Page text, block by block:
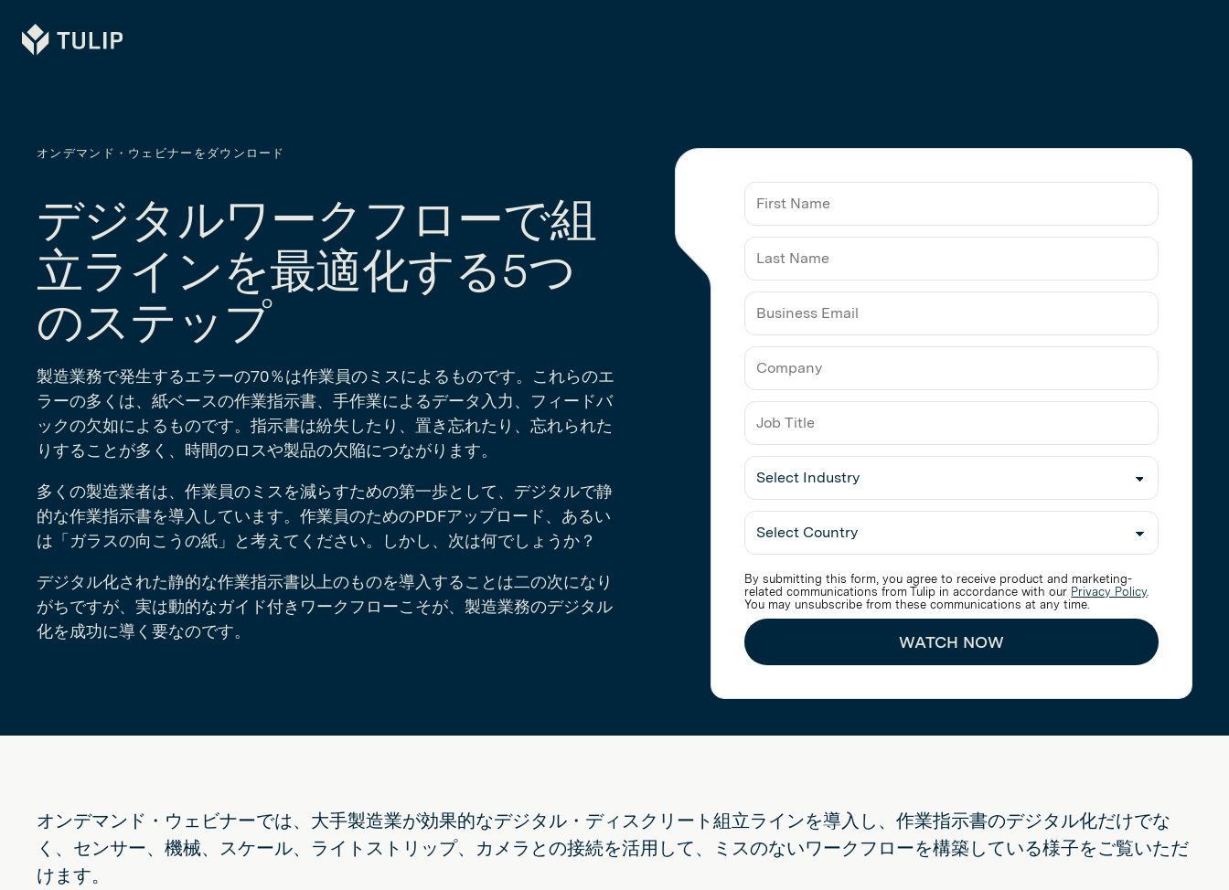
Tulip
Business
Email
Job
Title
Select
Industry
By submitting this form, you agree to receive product and marketing-
related communications from Tulip in accordance with our Privacy Policy.
You may unsubscribe from these communications at any time.
WATCH NOW
オンデマンド・ウェビナーをダウンロード
デジタルワークフローで組
立ラインを最適化する5つ
のステップ
製造業務で発生するエラーの70％は作業員のミスによるものです。これらのエ
ラーの多くは、紙ベースの作業指示書、手作業によるデータ入力、フィードバ
ックの欠如によるものです。指示書は紛失したり、置き忘れたり、忘れられた
りすることが多く、時間のロスや製品の欠陥につながります。
多くの製造業者は、作業員のミスを減らすための第一歩として、デジタルで静
的な作業指示書を導入しています。作業員のためのPDFアップロード、あるい
は「ガラスの向こうの紙」と考えてください。しかし、次は何でしょうか？
デジタル化された静的な作業指示書以上のものを導入することは二の次になり
がちですが、実は動的なガイド付きワークフローこそが、製造業務のデジタル
化を成功に導く要なのです。
オンデマンド・ウェビナーでは、大手製造業が効果的なデジタル・ディスクリート組立ラインを導入し、作業指示書のデジタル化だけでな
く、センサー、機械、スケール、ライトストリップ、カメラとの接続を活用して、ミスのないワークフローを構築している様子をご覧いただ
けます。